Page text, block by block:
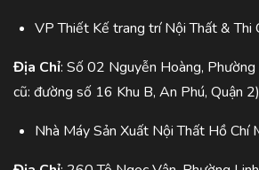
VP Thiết Kế trang trí Nội Thất & Thi
Địa Chỉ: Số 02 Nguyễn Hoàng,
cũ: đường số 16 Khu B, An Phú, Quận 2)
Nhà Máy Sản Xuất Nội Thất Hồ Chí